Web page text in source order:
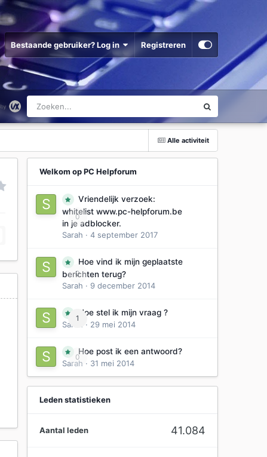
Bestaande gebruiker? Log in Registreren
Alle activiteit
Welkom op PC Helpforum
0
Vriendelijk verzoek:
whitelist www.pc-helpforum.be
in je adblocker.
Sarah · 4 september 2017
0
Hoe vind ik mijn geplaatste
berichten terug?
Sarah · 9 december 2014
1
Hoe stel ik mijn vraag ?
Sarah
· 29 mei 2014
0
Hoe post ik een antwoord?
Sarah · 31 mei 2014
Leden statistieken
Aantal leden 41.084